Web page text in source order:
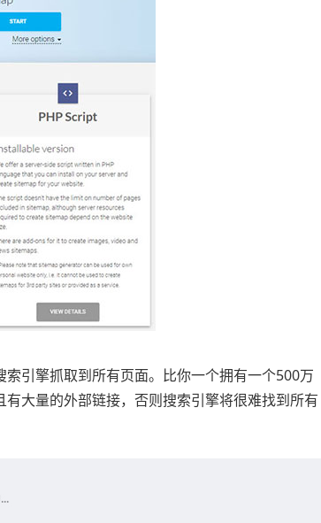
引擎抓取到所有页面。比你一个拥有一个500万
大量的外部链接，否则搜索引擎将很难找到所有